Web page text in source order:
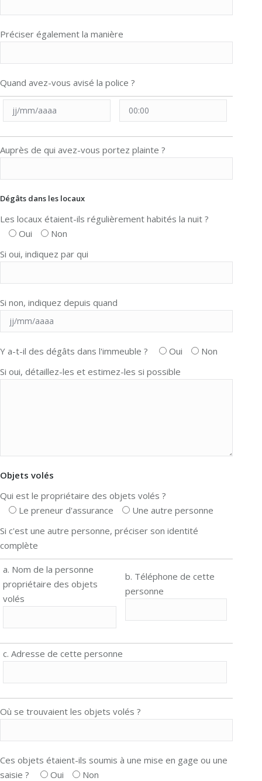
Préciser également la manière
Quand avez-vous avisé la police ?
Auprès de qui avez-vous portez plainte ?
Dégâts dans les locaux
Les locaux étaient-ils régulièrement habités la nuit ?
Oui
Non
Si oui, indiquez par qui
Si non, indiquez depuis quand
Y a-t-il des dégâts dans l'immeuble ? Oui
Non
Si oui, détaillez-les et estimez-les si possible
Objets volés
Qui est le propriétaire des objets volés ?
Le preneur d'assurance
Une autre personne
Si c'est une autre personne, préciser son identité
complète
a. Nom de la personne
propriétaire des objets
volés
b. Téléphone de cette
personne
c. Adresse de cette personne
Où se trouvaient les objets volés ?
Ces objets étaient-ils soumis à une mise en gage ou une
saisie ?
Oui
Non